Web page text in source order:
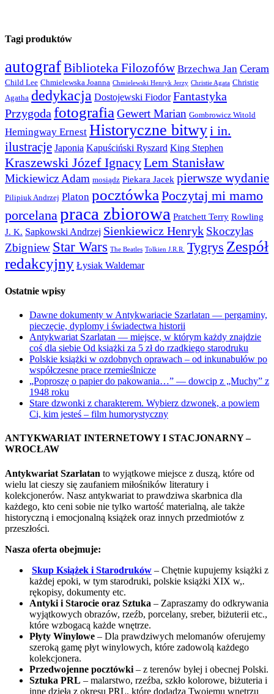
Tagi produktów
autografBiblioteka Filozofów Brzechwa Jan Ceram
Child Lee Chmielewska Joanna Chmielewski Henryk Jerzy Christie Agata Christie
Agatha dedykacja Dostojewski Fiodor Fantastyka
Przygodafotografia Gewert Marian Gombrowicz Witold
Hemingway Ernest Historyczne bitwyi in.
ilustracje Japonia Kapuściński Ryszard King Stephen
Kraszewski Józef IgnacyLem Stanisław
Mickiewicz Adam mosiądz Piekara Jacek pierwsze wydanie
Pilipiuk Andrzej Platon pocztówka Poczytaj mi mamo
porcelanapraca zbiorowa Pratchett Terry Rowling
J. K. Sapkowski Andrzej Sienkiewicz Henryk Skoczylas
Zbigniew Star Wars The Beatles Tolkien J.R.R. Tygrys Zespół
redakcyjny Łysiak Waldemar
Ostatnie wpisy
Dawne dokumenty w Antykwariacie Szarlatan — pergaminy,
pieczęcie, dyplomy i świadectwa historii
Antykwariat Szarlatan — miejsce, w którym każdy znajdzie
coś dla siebie Od książki za 5 zł do rzadkiego starodruku
Polskie książki w ozdobnych oprawach – od inkunabułów po
współczesne prace rzemieślnicze
„Poproszę o papier do pakowania…” — dowcip z „Muchy” z
1948 roku
Stare dzwonki z charakterem. Wybierz dzwonek, a powiem
Ci, kim jesteś – film humorystyczny
ANTYKWARIAT INTERNETOWY I STACJONARNY –
WROCŁAW
Antykwariat Szarlatan to wyjątkowe miejsce z duszą, które od
wielu lat cieszy się zaufaniem miłośników literatury i
kolekcjonerów. Nasz antykwariat to prawdziwa skarbnica dla
każdego, kto ceni sobie nie tylko wartość materialną, ale także
historyczną i emocjonalną książek oraz innych przedmiotów z
przeszłości.
Nasza oferta obejmuje:
Skup Książek i Starodruków – Chętnie kupujemy książki z
każdej epoki, w tym starodruki, polskie książki XIX w,.
rękopisy, dokumenty etc.
Antyki i Starocie oraz Sztuka – Zapraszamy do odkrywania
wyjątkowych obrazów, rzeźb, porcelany, sreber, biżuterii etc.,
które wzbogacą każde wnętrze.
Płyty Winylowe – Dla prawdziwych melomanów oferujemy
szeroką gamę płyt winylowych, które zadowolą każdego
kolekcjonera.
Przedwojenne pocztówki – z terenów byłej i obecnej Polski.
Sztuka PRL – malarstwo, rzeźba, szkło kolorowe, biżuteria i
inne dzieła z okresu PRL, które dodadzą Twojemu wnętrzu